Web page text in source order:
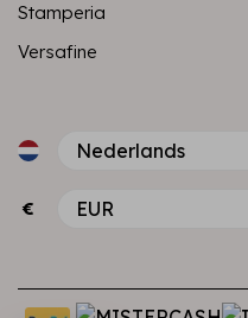
Stamperia
Versafine
€